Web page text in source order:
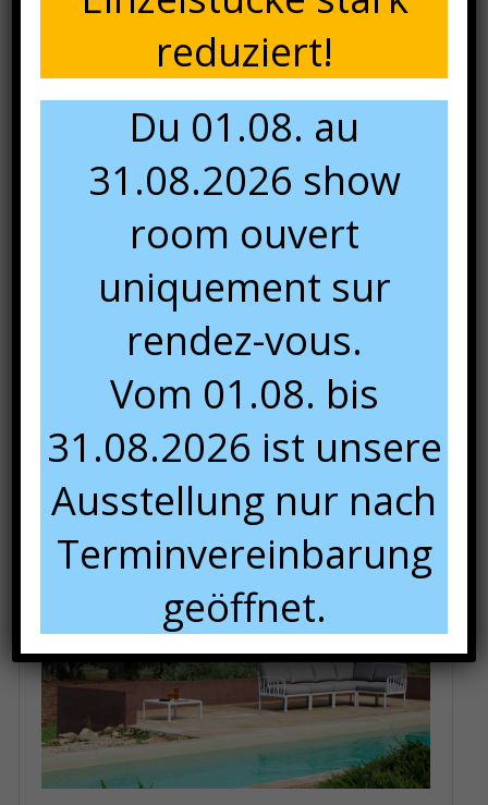
Dimensions : largeur 292,5cm, profondeur
78cm/152,5cm, hauteur 80cm, hauteur d’assise 49cm
Réf. KF-40370
Disponibles dans la gamme modulable Komodo :
avec 1 accoudoir gauche ou droit, pouf, tables basses et
reduziert!
Du 01.08. au
31.08.2026 show
room ouvert
uniquement sur
rendez-vous.
Vom 01.08. bis
31.08.2026 ist unsere
Ausstellung nur nach
Terminvereinbarung
geöffnet.